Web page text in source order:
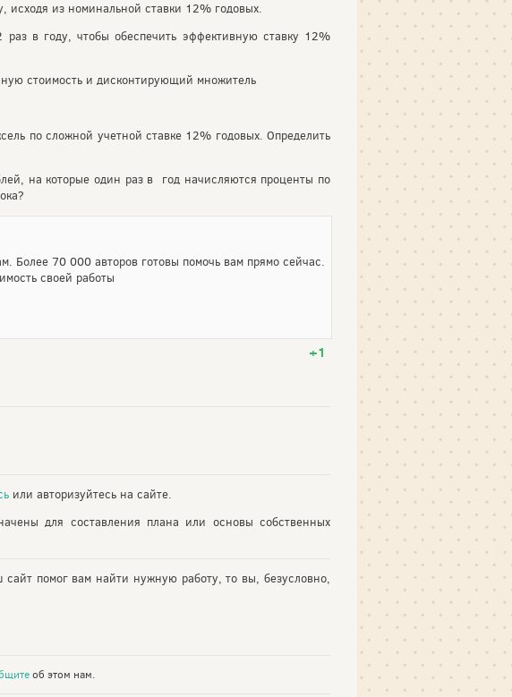
из номинальной ставки 12% годовых.
в году, чтобы обеспечить эффективную ставку 12%
стоимость и дисконтирующий множитель
по сложной учетной ставке 12% годовых. Определить
на которые один раз в год начисляются проценты по
Более 70 000 авторов готовы помочь вам прямо сейчас.
своей работы
+1
или авторизуйтесь на сайте.
для составления плана или основы собственных
помог вам найти нужную работу, то вы, безусловно,
об этом нам.